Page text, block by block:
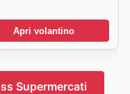
Apri volantino
Supermercati